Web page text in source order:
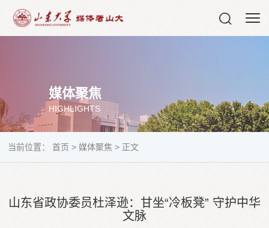
媒体聚焦
HIGHLIGHTS
当前位置：首页 > 媒体聚焦 > 正文
山东省政协委员杜泽逊：甘坐“冷板凳” 守护中华
文脉